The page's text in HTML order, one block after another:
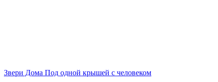
Звери Дома Под одной крышей с человеком